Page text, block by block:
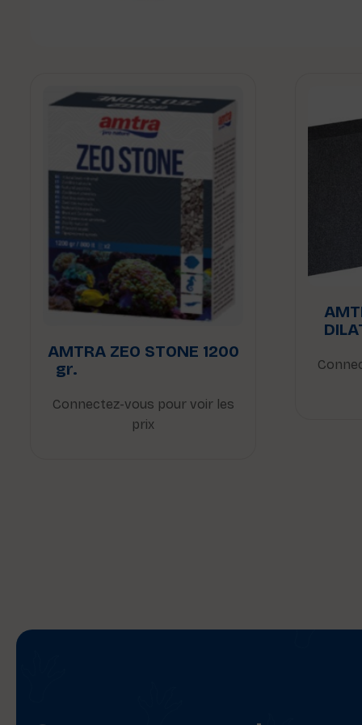
AMTRA ZEO STONE 1200
gr.
Connectez-vous pour voir les
prix